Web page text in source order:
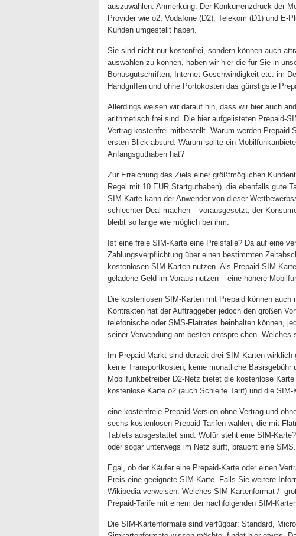
auszuwählen. Anmerkung: Der Konkurrenzdruck der
Provider wie o2, Vodafone (D2), Telekom (D1) und E-
Kunden umgestellt haben.
Sie sind nicht nur kostenfrei, sondern können auch
auswählen zu können, haben wir hier die für Sie in
Bonusgutschriften, Internet-Geschwindigkeit etc. im
Handgriffen und ohne Portokosten das günstigste
Allerdings weisen wir darauf hin, dass wir hier auch
arithmetisch frei sind. Die hier aufgelisteten Prepaid-
Vertrag kostenfrei mitbestellt. Warum werden
ersten Blick absurd: Warum sollte ein
Anfangsguthaben hat?
Zur Erreichung des Ziels einer größtmöglichen
Regel mit 10 EUR Startguthaben), die ebenfalls gute
SIM-Karte kann der Anwender von dieser
schlechter Deal machen – vorausgesetzt, der
bleibt so lange wie möglich bei ihm.
Ist eine freie SIM-Karte eine Preisfalle? Da auf eine
Zahlungsverpflichtung über einen bestimmten
kostenlosen SIM-Karten nutzen. Als Prepaid-SIM-
geladene Geld im Voraus nutzen – eine höhere
Die kostenlosen SIM-Karten mit Prepaid können
Kontrakten hat der Auftraggeber jedoch den großen
telefonische oder SMS-Flatrates beinhalten können,
seiner Verwendung am besten entspre-chen.
Im Prepaid-Markt sind derzeit drei SIM-Karten
keine Transportkosten, keine monatliche
Mobilfunkbetreiber D2-Netz bietet die kostenlose
kostenlose Karte o2 (auch Schleife Tarif) und die SIM-
eine kostenfreie Prepaid-Version ohne Vertrag und
sechs kostenlosen Prepaid-Tarifen wählen, die mit
Tablets ausgestattet sind. Wofür steht eine SIM-
oder sogar unterwegs im Netz surft, braucht eine SMS.
Egal, ob der Käufer eine Prepaid-Karte oder einen
Preis eine geeignete SIM-Karte. Falls Sie weitere
Wikipedia verweisen. Welches SIM-Kartenformat / -
Prepaid-Tarife mit einem der nachfolgenden SIM-
Die SIM-Kartenformate sind verfügbar: Standard,